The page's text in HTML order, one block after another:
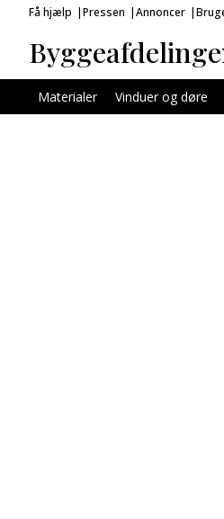
Få hjælp Pressen Annoncer
Materialer Vinduer og døre